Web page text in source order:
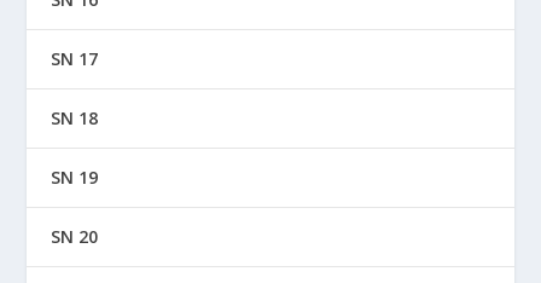
SN 17
SN 18
SN 19
SN 20